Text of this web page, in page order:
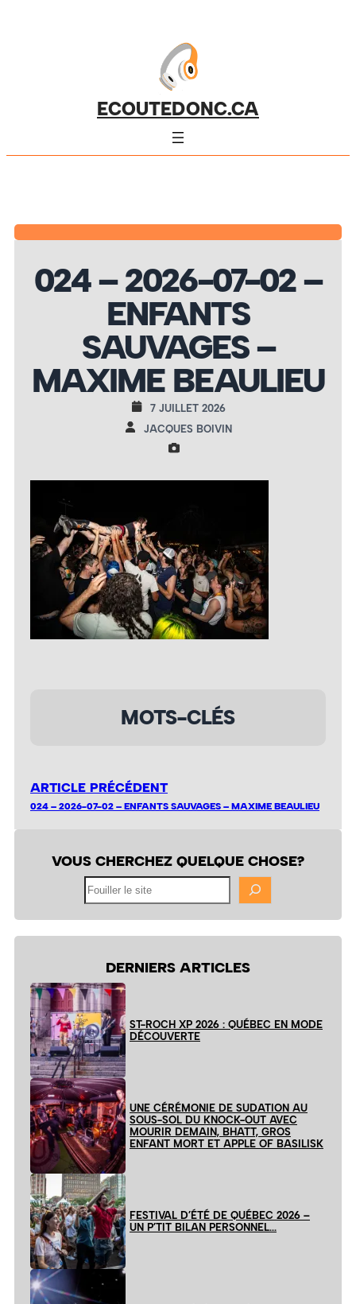
ECOUTEDONC.CA
024 – 2026-07-02 –
ENFANTS
SAUVAGES –
MAXIME BEAULIEU
7 JUILLET 2026
JACQUES BOIVIN
MOTS-CLÉS
ARTICLE PRÉCÉDENT
024 – 2026-07-02 – ENFANTS SAUVAGES – MAXIME BEAULIEU
VOUS CHERCHEZ QUELQUE CHOSE?
DERNIERS ARTICLES
ST-ROCH XP 2026 : QUÉBEC EN MODE
DÉCOUVERTE
UNE CÉRÉMONIE DE SUDATION AU
SOUS-SOL DU KNOCK-OUT AVEC
MOURIR DEMAIN, BHATT, GROS
ENFANT MORT ET APPLE OF BASILISK
FESTIVAL D’ÉTÉ DE QUÉBEC 2026 –
UN P’TIT BILAN PERSONNEL…